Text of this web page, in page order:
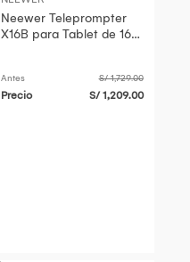
Neewer Teleprompter
X16B para Tablet de 16"
Antes S/ 1,729.00
Precio S/ 1,209.00